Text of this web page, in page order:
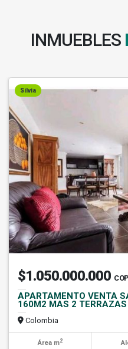
INMUEBLES
Silvia
$1.050.000.000 COP
APARTAMENTO VENTA
160M2 MAS 2 TERRAZAS
Colombia
Área m2